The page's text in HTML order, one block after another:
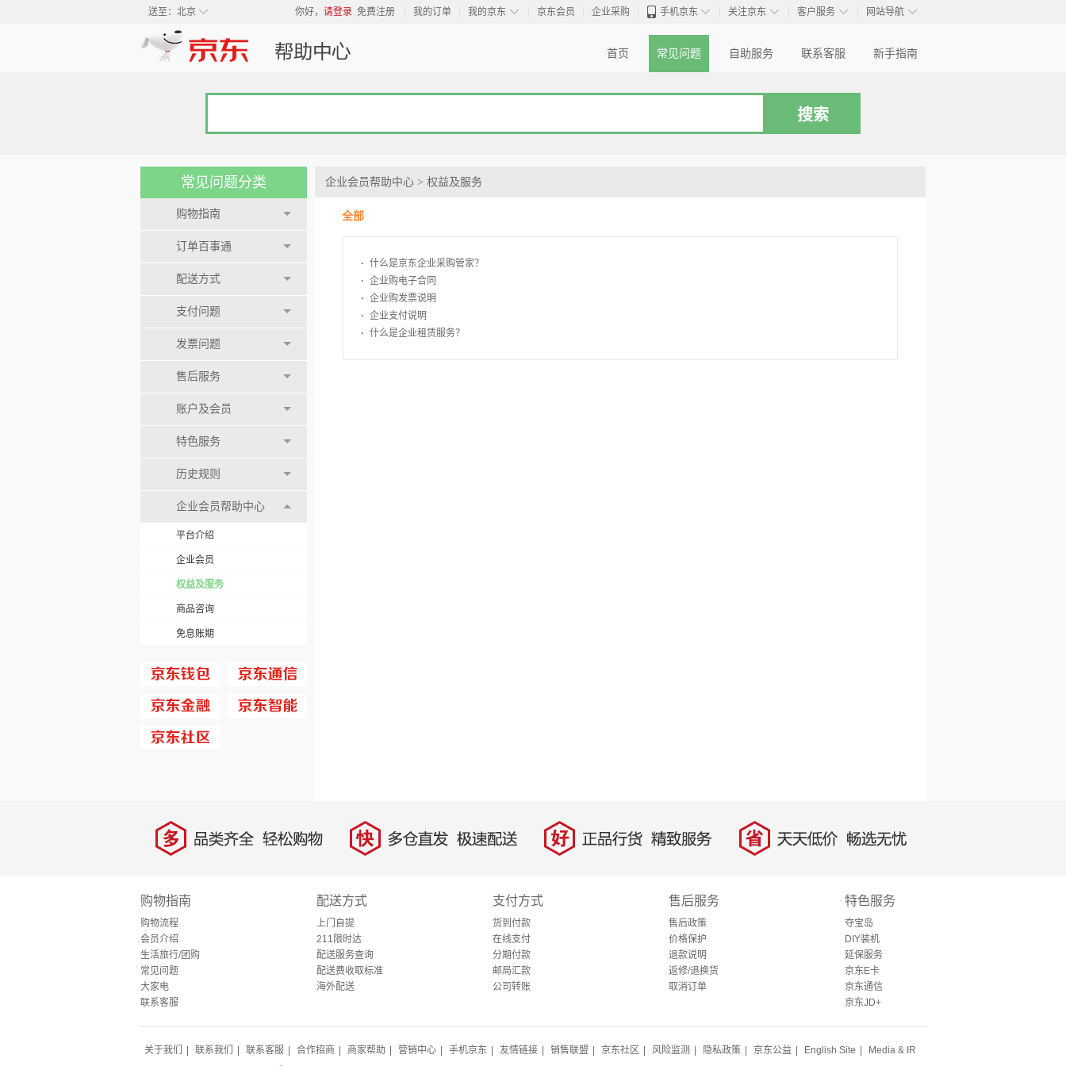
◇
送至： 北京 你好， 请登录 免费注册 我的订单 ◇
我的京东 京东会员 企业采购 ◇
手机京东 ◇
关注京东 ◇
客户服务 ◇
网站导航
首页 常见问题 自助服务 联系客服 新手指南
常见问题分类
购物指南
订单百事通
配送方式
支付问题
发票问题
售后服务
账户及会员
特色服务
历史规则
企业会员帮助中心
平台介绍
企业会员
权益及服务
商品咨询
免息账期
企业会员帮助中心 > 权益及服务
全部
· 什么是京东企业采购管家？
· 企业购电子合同
· 企业购发票说明
· 企业支付说明
· 什么是企业租赁服务？
多 品类齐全，轻松购物 快 多仓直发，极速配送 好 正品行货，精致服务 省 天天低价，畅选无忧
购物指南
购物流程
会员介绍
生活旅行/团购
常见问题
大家电
联系客服
配送方式
上门自提
211限时达
配送服务查询
配送费收取标准
海外配送
支付方式
货到付款
在线支付
分期付款
邮局汇款
公司转账
售后服务
售后政策
价格保护
退款说明
返修/退换货
取消订单
特色服务
夺宝岛
DIY装机
延保服务
京东E卡
京东通信
京东JD+
关于我们 联系我们 联系客服 合作招商 商家帮助 营销中心 手机京东 友情链接 销售联盟 京东社区 风险监测 隐私政策 京东公益 English Site Media & IR